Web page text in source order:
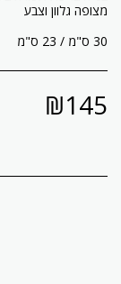
30 ס"מ / 23 ס"מ
₪145